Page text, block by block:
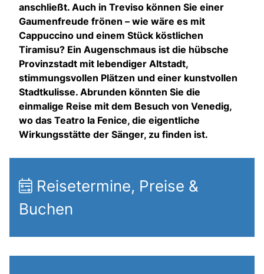
anschließt. Auch in Treviso können Sie einer
Gaumenfreude frönen – wie wäre es mit
Cappuccino und einem Stück köstlichen
Tiramisu? Ein Augenschmaus ist die hübsche
Provinzstadt mit lebendiger Altstadt,
stimmungsvollen Plätzen und einer kunstvollen
Stadtkulisse. Abrunden könnten Sie die
einmalige Reise mit dem Besuch von Venedig,
wo das Teatro la Fenice, die eigentliche
Wirkungsstätte der Sänger, zu finden ist.
Reisetermine, Preise &
Buchen